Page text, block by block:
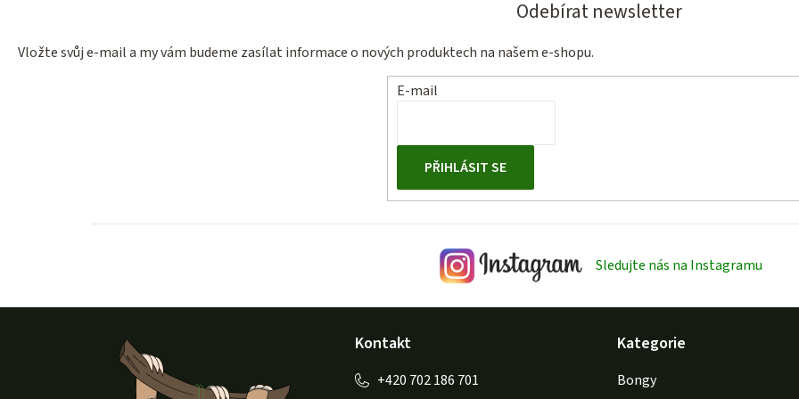
Odebírat newsletter
Vložte svůj e-mail a my vám budeme zasílat informace o nových produktech na našem e-shopu.
E-mail
PŘIHLÁSIT SE
Sledujte nás na Instagramu
Kontakt
702 186 701
Kategorie
Bongy